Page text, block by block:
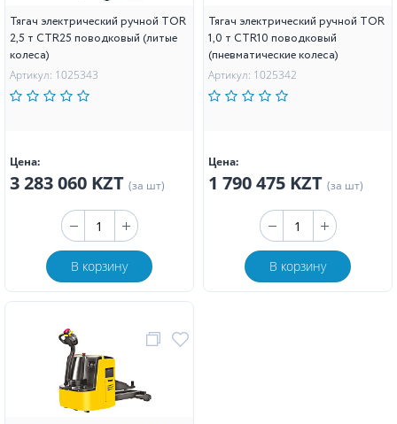
Тягач электрический ручной TOR
2,5 т CTR25 поводковый (литые
колеса)
Артикул: 1025343
Цена:
3 283 060 KZT (за шт)
В корзину
Тягач электрический ручной TOR
1,0 т CTR10 поводковый
(пневматические колеса)
Артикул: 1025342
Цена:
1 790 475 KZT (за шт)
В корзину